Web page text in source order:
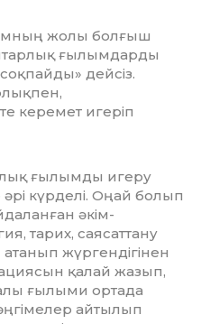
жолы болғыш
ғылымдарды
дейсіз.
керемет игеріп
ғылым­ды игеру
күр­делі. Оңай болып
әкім-
тарих, саясаттану
жүргендігінен
қалай жазып,
ғы­лыми ортада
айтылып